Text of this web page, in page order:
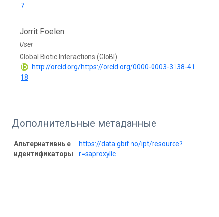
7
Jorrit Poelen
User
Global Biotic Interactions (GloBI)
http://orcid.org/https://orcid.org/0000-0003-3138-41
18
Дополнительные метаданные
Альтернативные
идентификаторы
https://data.gbif.no/ipt/resource?
r=saproxylic